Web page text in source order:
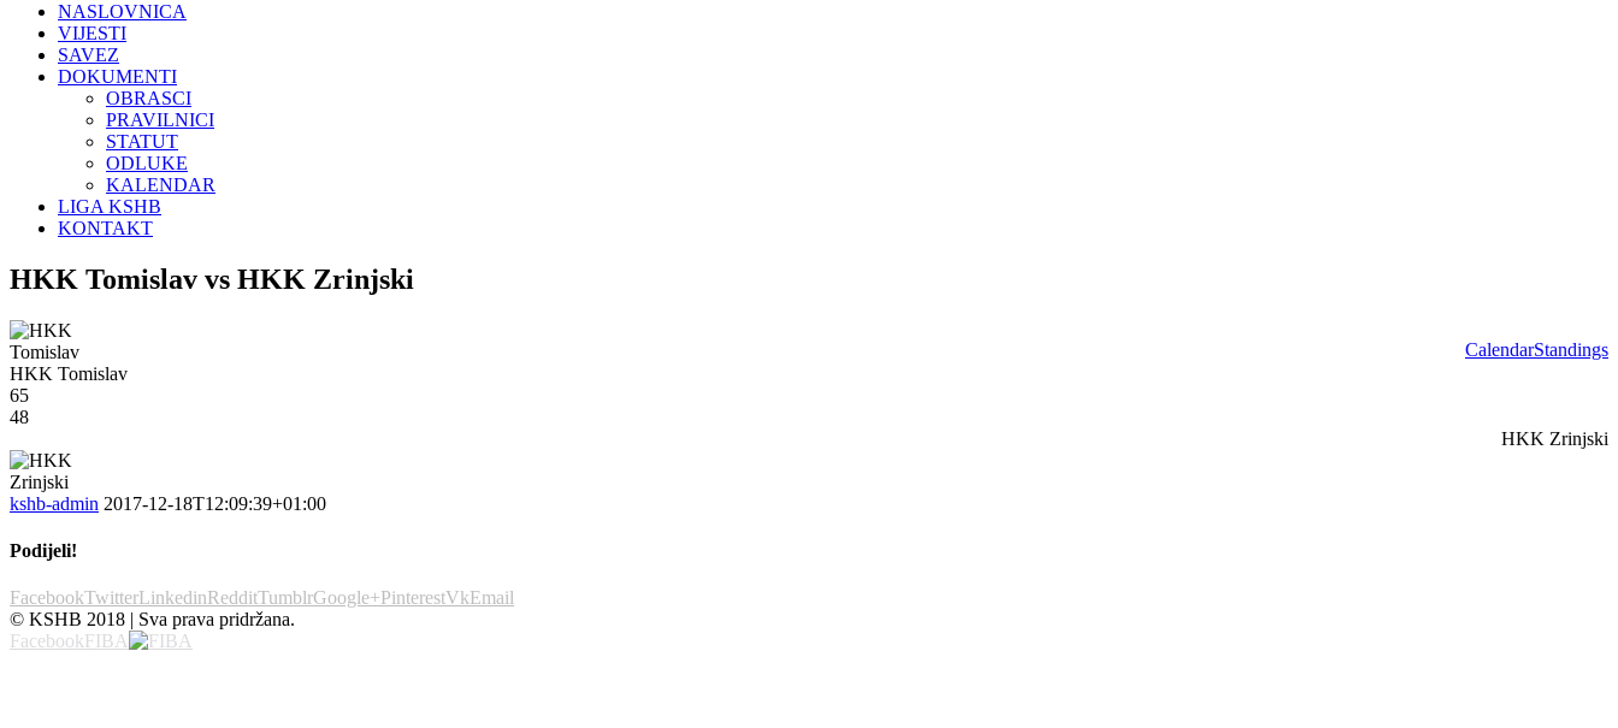
NASLOVNICA
VIJESTI
SAVEZ
DOKUMENTI
OBRASCI
PRAVILNICI
STATUT
ODLUKE
KALENDAR
LIGA KSHB
KONTAKT
HKK Tomislav vs HKK Zrinjski
CalendarStandings
HKK Tomislav
65
48
HKK Zrinjski
kshb-admin 2017-12-18T12:09:39+01:00
Podijeli!
FacebookTwitterLinkedinRedditTumblrGoogle+PinterestVkEmail
© KSHB 2018 | Sva prava pridržana.
FacebookFIBA